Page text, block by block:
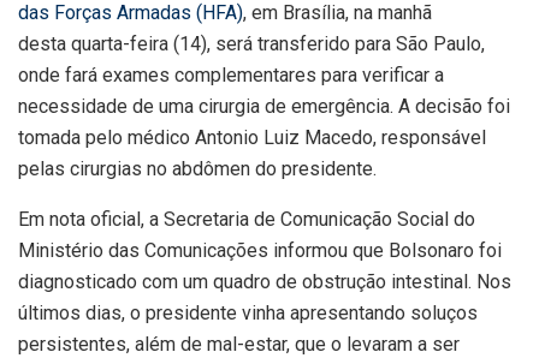
das Forças Armadas (HFA), em Brasília, na manhã
desta quarta-feira (14), será transferido para São Paulo,
onde fará exames complementares para verificar a
necessidade de uma cirurgia de emergência. A decisão foi
tomada pelo médico Antonio Luiz Macedo, responsável
pelas cirurgias no abdômen do presidente.
Em nota oficial, a Secretaria de Comunicação Social do
Ministério das Comunicações informou que Bolsonaro foi
diagnosticado com um quadro de obstrução intestinal. Nos
últimos dias, o presidente vinha apresentando soluços
persistentes, além de mal-estar, que o levaram a ser